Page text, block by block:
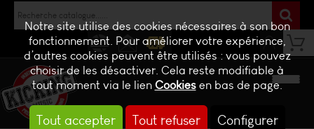
Notre site utilise des cookies nécessaires à son bon
fonctionnement. Pour améliorer votre expérience,
d’autres cookies peuvent être utilisés : vous pouvez
choisir de les désactiver. Cela reste modifiable à
tout moment via le lienCookiesen bas de page.
Tout accepter Tout refuser Configurer
NEWS CONTACTBILLETTERIE